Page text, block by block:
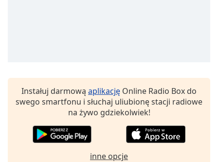
and
window.
Instałuj darmową aplikację Online Radio Box do
swego smartfonu i słuchaj uliubionę stacji radiowe
na żywo gdziekolwiek!
inne opcje